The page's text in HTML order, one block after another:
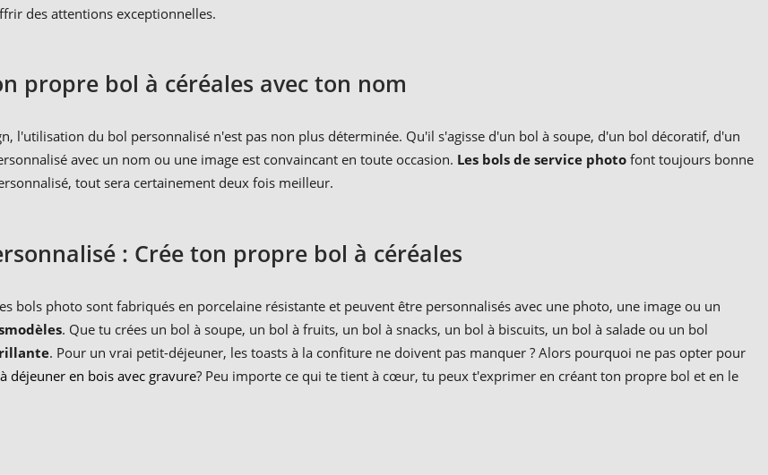
des attentions exceptionnelles.
propre bol à céréales avec ton nom
l'utilisation du bol personnalisé n'est pas non plus déterminée. Qu'il s'agisse d'un bol à soupe, d'un bol décoratif, d'un
avec un nom ou une image est convaincant en toute occasion. Les bols de service photo font toujours bonne
tout sera certainement deux fois meilleur.
: Crée ton propre bol à céréales
bols photo sont fabriqués en porcelaine résistante et peuvent être personnalisés avec une photo, une image ou un
modèles. Que tu crées un bol à soupe, un bol à fruits, un bol à snacks, un bol à biscuits, un bol à salade ou un bol
. Pour un vrai petit-déjeuner, les toasts à la confiture ne doivent pas manquer ? Alors pourquoi ne pas opter pour
déjeuner en bois avec gravure? Peu importe ce qui te tient à cœur, tu peux t'exprimer en créant ton propre bol et en le